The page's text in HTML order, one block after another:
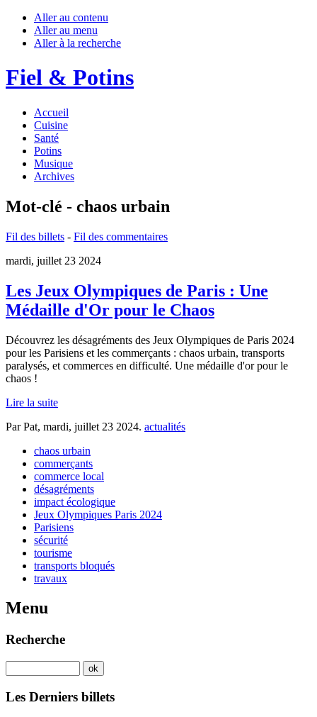
Aller au contenu
Aller au menu
Aller à la recherche
Fiel & Potins
Accueil
Cuisine
Santé
Potins
Musique
Archives
Mot-clé - chaos urbain
Fil des billets - Fil des commentaires
mardi, juillet 23 2024
Les Jeux Olympiques de Paris : Une
Médaille d'Or pour le Chaos
Découvrez les désagréments des Jeux Olympiques de Paris 2024
pour les Parisiens et les commerçants : chaos urbain, transports
paralysés, et commerces en difficulté. Une médaille d'or pour le
chaos !
Lire la suite
Par Pat, mardi, juillet 23 2024. actualités
chaos urbain
commerçants
commerce local
désagréments
impact écologique
Jeux Olympiques Paris 2024
Parisiens
sécurité
tourisme
transports bloqués
travaux
Menu
Recherche
Les Derniers billets